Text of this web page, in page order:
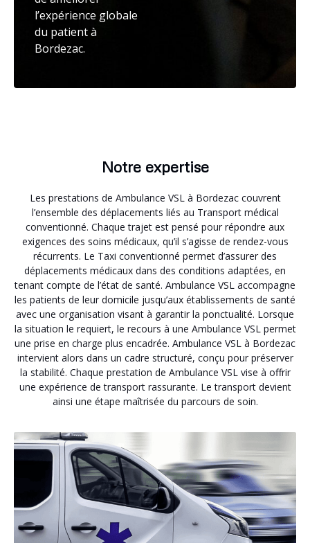
l’expérience globale
du patient à
Bordezac.
Notre expertise
Les prestations de Ambulance VSL à Bordezac couvrent
l’ensemble des déplacements liés au Transport médical
conventionné. Chaque trajet est pensé pour répondre aux
exigences des soins médicaux, qu’il s’agisse de rendez-vous
récurrents. Le Taxi conventionné permet d’assurer des
déplacements médicaux dans des conditions adaptées, en
tenant compte de l’état de santé. Ambulance VSL accompagne
les patients de leur domicile jusqu’aux établissements de santé
avec une organisation visant à garantir la ponctualité. Lorsque
la situation le requiert, le recours à une Ambulance VSL permet
une prise en charge plus encadrée. Ambulance VSL à Bordezac
intervient alors dans un cadre structuré, conçu pour préserver
la stabilité. Chaque prestation de Ambulance VSL vise à offrir
une expérience de transport rassurante. Le transport devient
ainsi une étape maîtrisée du parcours de soin.